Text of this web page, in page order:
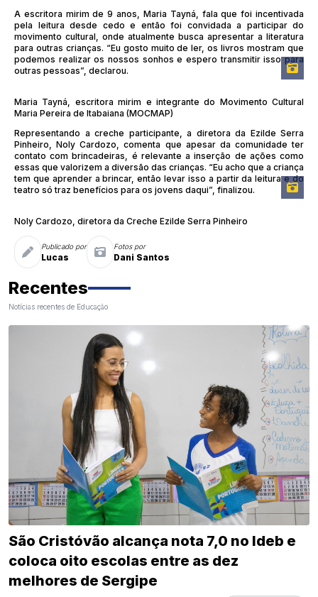
A escritora mirim de 9 anos, Maria Tayná, fala que foi incentivada
pela leitura desde cedo e então foi convidada a participar do
movimento cultural, onde atualmente busca apresentar a literatura
para outras crianças. “Eu gosto muito de ler, os livros mostram que
podemos realizar os nossos sonhos e espero transmitir isso para
outras pessoas”, declarou.
Maria Tayná, escritora mirim e integrante do Movimento Cultural
Maria Pereira de Itabaiana (MOCMAP)
Representando a creche participante, a diretora da Ezilde Serra
Pinheiro, Noly Cardozo, comenta que apesar da comunidade ter
contato com brincadeiras, é relevante a inserção de ações como
essas que valorizem a diversão das crianças. “Eu acho que a criança
tem que aprender a brincar, então levar isso a partir da leitura e do
teatro só traz benefícios para os jovens daqui”, finalizou.
Noly Cardozo, diretora da Creche Ezilde Serra Pinheiro
Publicado por
Lucas
Fotos por
Dani Santos
Recentes
Notícias recentes de Educação
São Cristóvão alcança nota 7,0 no Ideb e
coloca oito escolas entre as dez
melhores de Sergipe